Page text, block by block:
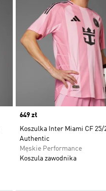
Price
649 zł
Koszulka Inter Miami CF 25/
Authentic
Męskie Performance
Koszula zawodnika